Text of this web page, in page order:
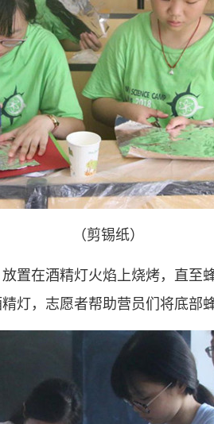
（剪锡纸）
置在酒精灯火焰上烧烤，直至
灯，志愿者帮助营员们将底部